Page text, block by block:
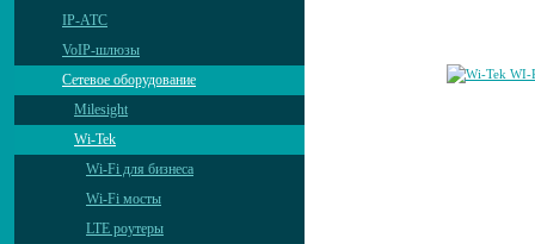
IP-АТС
VoIP-шлюзы
Сетевое оборудование
Milesight
Wi-Tek
Wi-Fi для бизнеса
Wi-Fi мосты
LTE роутеры